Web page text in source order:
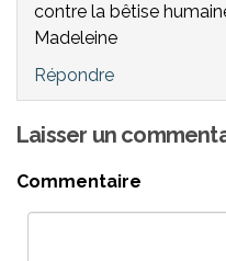
contre la bêtise
Madeleine
Répondre
Laisser un
Commentaire